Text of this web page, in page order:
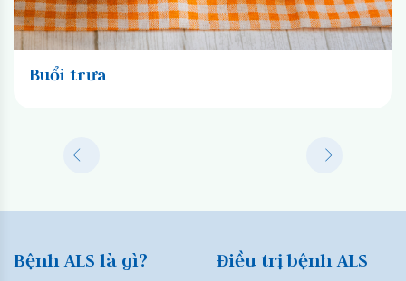
Buổi trưa
Bệnh ALS là gì? Điều trị bệnh ALS